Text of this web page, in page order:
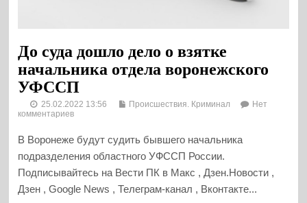
До суда дошло дело о взятке
начальника отдела воронежского
УФССП
25.02.2022 13:56 Происшествия. Криминал
Нет
комментариев
В Воронеже будут судить бывшего начальника
подразделения областного УФССП России.
Подписывайтесь на Вести ПК в Макс , Дзен.Новости ,
Дзен , Google News , Телеграм-канал , Вконтакте...